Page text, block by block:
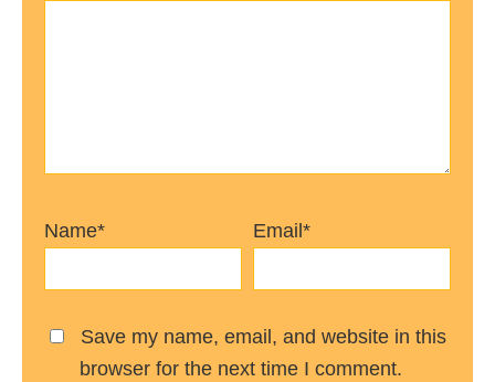
Name* Email*
Save my name, email, and website in this
browser for the next time I comment.